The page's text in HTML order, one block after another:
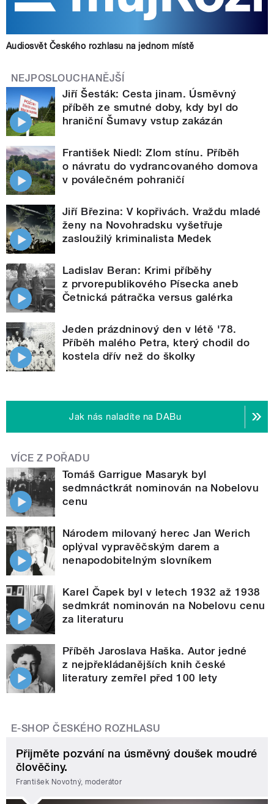
Audiosvět Českého rozhlasu na jednom místě
NEJPOSLOUCHANĚJŠÍ
Jiří Šesták: Cesta jinam. Úsměvný
příběh ze smutné doby, kdy byl do
hraniční Šumavy vstup zakázán
František Niedl: Zlom stínu. Příběh
o návratu do vydrancovaného domova
v poválečném pohraničí
Jiří Březina: V kopřivách. Vraždu mladé
ženy na Novohradsku vyšetřuje
zasloužilý kriminalista Medek
Ladislav Beran: Krimi příběhy
z prvorepublikového Písecka aneb
Četnická pátračka versus galérka
Jeden prázdninový den v létě '78.
Příběh malého Petra, který chodil do
kostela dřív než do školky
Jak nás naladíte na DABu
VÍCE Z POŘADU
Tomáš Garrigue Masaryk byl
sedmnáctkrát nominován na Nobelovu
cenu
Národem milovaný herec Jan Werich
oplýval vypravěčským darem a
nenapodobitelným slovníkem
Karel Čapek byl v letech 1932 až 1938
sedmkrát nominován na Nobelovu cenu
za literaturu
Příběh Jaroslava Haška. Autor jedné
z nejpřekládanějších knih české
literatury zemřel před 100 lety
E-SHOP ČESKÉHO ROZHLASU
Přijměte pozvání na úsměvný doušek moudré
člověčiny.
František Novotný, moderátor